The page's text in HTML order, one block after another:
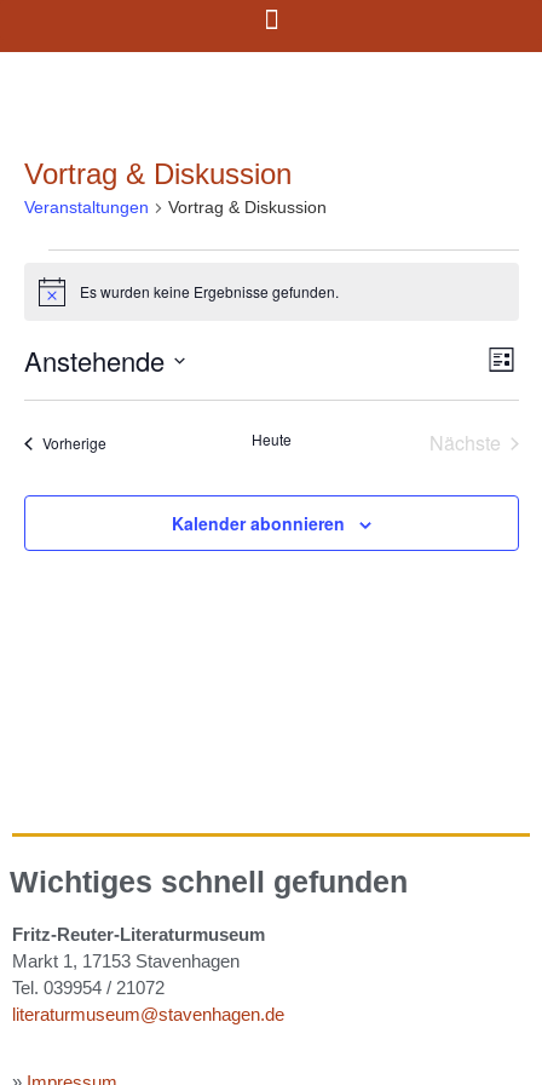
Vortrag & Diskussion
Veranstaltungen Vortrag & Diskussion
HinweisEs wurden keine Ergebnisse gefunden.
Liste
Anstehende
wählen.
VorherigeVeranstaltungen Heute Nächste
Kalender abonnieren
Wichtiges schnell gefunden
Fritz-Reuter-Literaturmuseum
Markt 1, 17153 Stavenhagen
Tel. 039954 / 21072
literaturmuseum@stavenhagen.de